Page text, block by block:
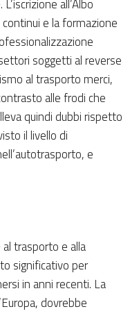
all’Albo
e la formazione
soggetti al reverse
al trasporto merci,
alle frodi che
quindi dubbi rispetto
il livello di
e
al trasporto e alla
significativo per
in anni recenti. La
dovrebbe